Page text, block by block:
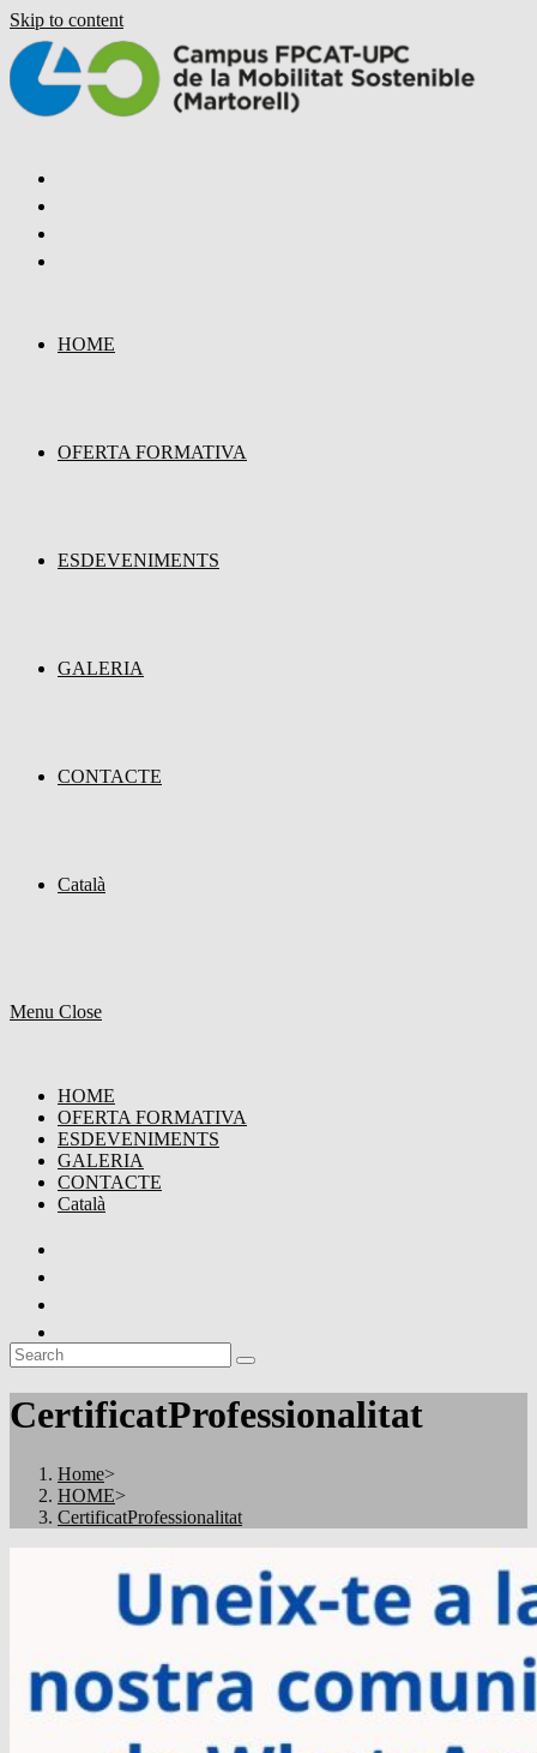
Skip to content
HOME
OFERTA FORMATIVA
ESDEVENIMENTS
GALERIA
CONTACTE
Català
Menu Close
HOME
OFERTA FORMATIVA
ESDEVENIMENTS
GALERIA
CONTACTE
Català
CertificatProfessionalitat
Home>
HOME>
CertificatProfessionalitat